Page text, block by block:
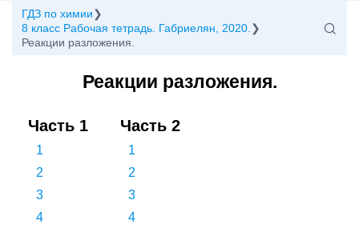
ГДЗ по химии
8 класс Рабочая тетрадь. Габриелян, 2020.
Реакции разложения.
Реакции разложения.
Часть 1
1
2
3
4
Часть 2
1
2
3
4